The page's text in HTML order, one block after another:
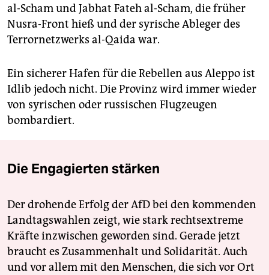
al-Scham und Jabhat Fateh al-Scham, die früher
Nusra-Front hieß und der syrische Ableger des
Terrornetzwerks al-Qaida war.
Ein sicherer Hafen für die Rebellen aus Aleppo ist
Idlib jedoch nicht. Die Provinz wird immer wieder
von syrischen oder russischen Flugzeugen
bombardiert.
Die Engagierten stärken
Der drohende Erfolg der AfD bei den kommenden
Landtagswahlen zeigt, wie stark rechtsextreme
Kräfte inzwischen geworden sind. Gerade jetzt
braucht es Zusammenhalt und Solidarität. Auch
und vor allem mit den Menschen, die sich vor Ort